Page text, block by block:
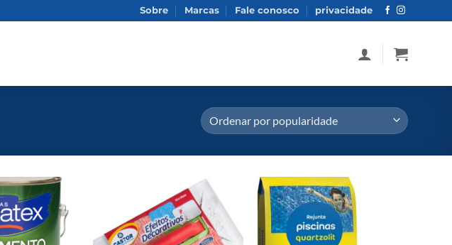
Sobre Marcas Fale conosco privacidade